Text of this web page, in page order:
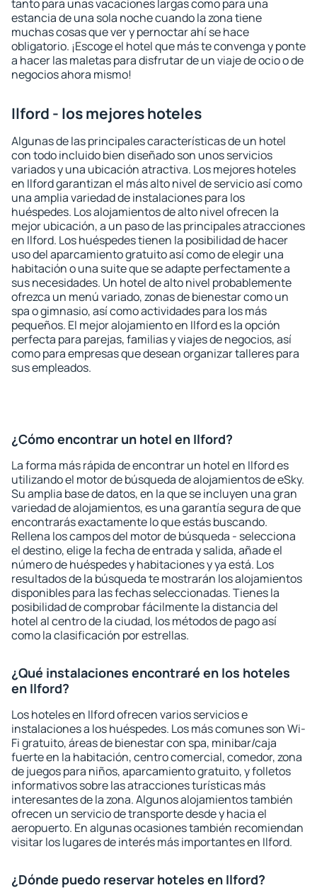
tanto para unas vacaciones largas como para una
estancia de una sola noche cuando la zona tiene
muchas cosas que ver y pernoctar ahí se hace
obligatorio. ¡Escoge el hotel que más te convenga y ponte
a hacer las maletas para disfrutar de un viaje de ocio o de
negocios ahora mismo!
Ilford - los mejores hoteles
Algunas de las principales características de un hotel
con todo incluido bien diseñado son unos servicios
variados y una ubicación atractiva. Los mejores hoteles
en Ilford garantizan el más alto nivel de servicio así como
una amplia variedad de instalaciones para los
huéspedes. Los alojamientos de alto nivel ofrecen la
mejor ubicación, a un paso de las principales atracciones
en Ilford. Los huéspedes tienen la posibilidad de hacer
uso del aparcamiento gratuito así como de elegir una
habitación o una suite que se adapte perfectamente a
sus necesidades. Un hotel de alto nivel probablemente
ofrezca un menú variado, zonas de bienestar como un
spa o gimnasio, así como actividades para los más
pequeños. El mejor alojamiento en Ilford es la opción
perfecta para parejas, familias y viajes de negocios, así
como para empresas que desean organizar talleres para
sus empleados.
¿Cómo encontrar un hotel en Ilford?
La forma más rápida de encontrar un hotel en Ilford es
utilizando el motor de búsqueda de alojamientos de eSky.
Su amplia base de datos, en la que se incluyen una gran
variedad de alojamientos, es una garantía segura de que
encontrarás exactamente lo que estás buscando.
Rellena los campos del motor de búsqueda - selecciona
el destino, elige la fecha de entrada y salida, añade el
número de huéspedes y habitaciones y ya está. Los
resultados de la búsqueda te mostrarán los alojamientos
disponibles para las fechas seleccionadas. Tienes la
posibilidad de comprobar fácilmente la distancia del
hotel al centro de la ciudad, los métodos de pago así
como la clasificación por estrellas.
¿Qué instalaciones encontraré en los hoteles
en Ilford?
Los hoteles en Ilford ofrecen varios servicios e
instalaciones a los huéspedes. Los más comunes son Wi-
Fi gratuito, áreas de bienestar con spa, minibar/caja
fuerte en la habitación, centro comercial, comedor, zona
de juegos para niños, aparcamiento gratuito, y folletos
informativos sobre las atracciones turísticas más
interesantes de la zona. Algunos alojamientos también
ofrecen un servicio de transporte desde y hacia el
aeropuerto. En algunas ocasiones también recomiendan
visitar los lugares de interés más importantes en Ilford.
¿Dónde puedo reservar hoteles en Ilford?